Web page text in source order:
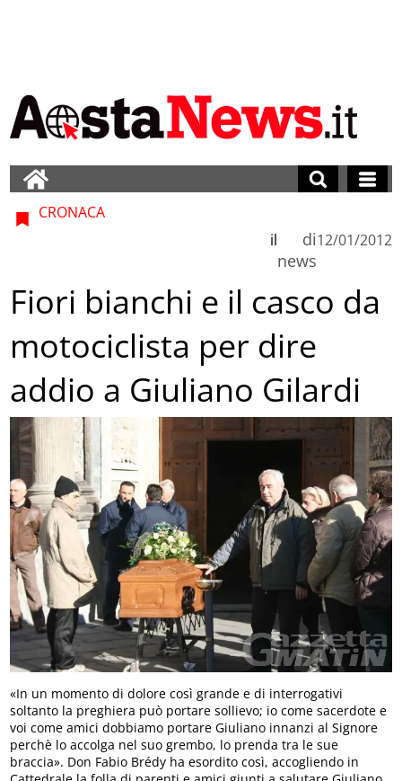
CRONACA
di
news
il 12/01/2012
Fiori bianchi e il casco da
motociclista per dire
addio a Giuliano Gilardi
«In un momento di dolore così grande e di interrogativi
soltanto la preghiera può portare sollievo; io come sacerdote e
voi come amici dobbiamo portare Giuliano innanzi al Signore
perchè lo accolga nel suo grembo, lo prenda tra le sue
braccia». Don Fabio Brédy ha esordito così, accogliendo in